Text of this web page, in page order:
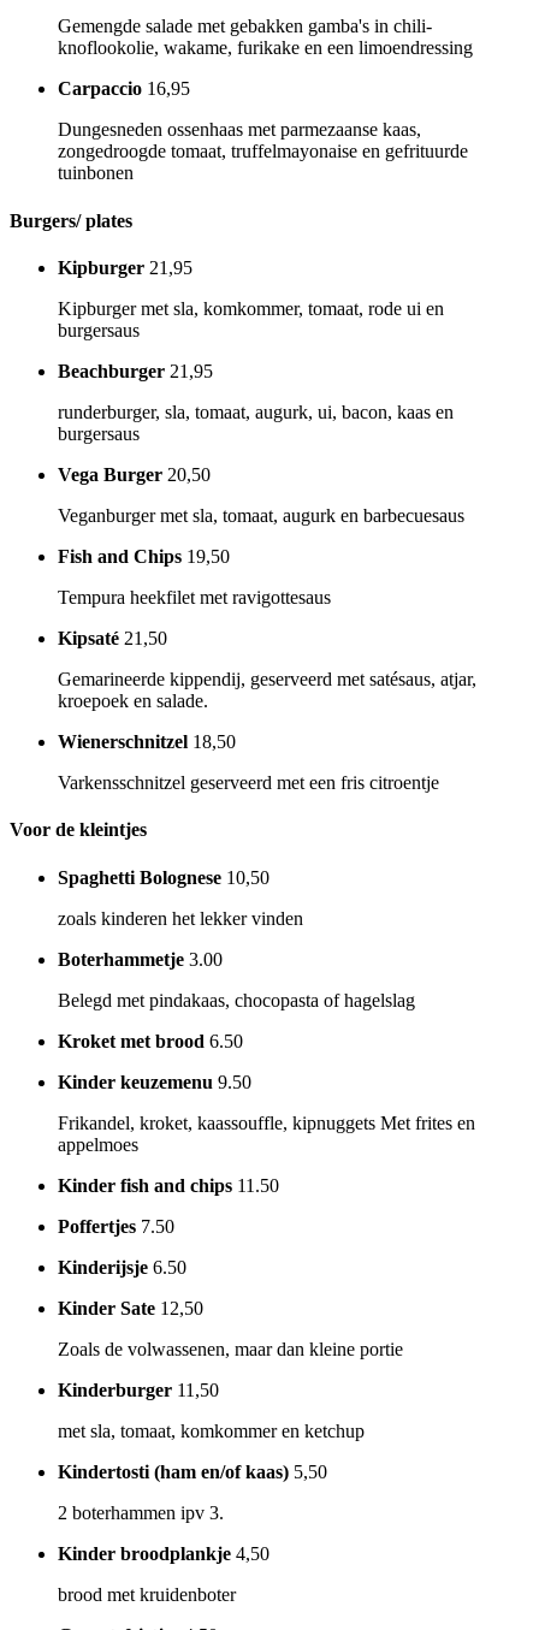
Gemengde salade met gebakken gamba's in chili-
knoflookolie, wakame, furikake en een limoendressing
Carpaccio 16,95
Dungesneden ossenhaas met parmezaanse kaas,
zongedroogde tomaat, truffelmayonaise en gefrituurde
tuinbonen
Burgers/ plates
Kipburger 21,95
Kipburger met sla, komkommer, tomaat, rode ui en
burgersaus
Beachburger 21,95
runderburger, sla, tomaat, augurk, ui, bacon, kaas en
burgersaus
Vega Burger 20,50
Veganburger met sla, tomaat, augurk en barbecuesaus
Fish and Chips 19,50
Tempura heekfilet met ravigottesaus
Kipsaté 21,50
Gemarineerde kippendij, geserveerd met satésaus, atjar,
kroepoek en salade.
Wienerschnitzel 18,50
Varkensschnitzel geserveerd met een fris citroentje
Voor de kleintjes
Spaghetti Bolognese 10,50
zoals kinderen het lekker vinden
Boterhammetje 3.00
Belegd met pindakaas, chocopasta of hagelslag
Kroket met brood 6.50
Kinder keuzemenu 9.50
Frikandel, kroket, kaassouffle, kipnuggets Met frites en
appelmoes
Kinder fish and chips 11.50
Poffertjes 7.50
Kinderijsje 6.50
Kinder Sate 12,50
Zoals de volwassenen, maar dan kleine portie
Kinderburger 11,50
met sla, tomaat, komkommer en ketchup
Kindertosti (ham en/of kaas) 5,50
2 boterhammen ipv 3.
Kinder broodplankje 4,50
brood met kruidenboter